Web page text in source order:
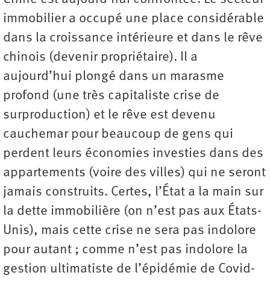
immobilier a occupé une place considérable
dans la croissance intérieure et dans le rêve
chinois (devenir propriétaire). Il a
aujourd’hui plongé dans un marasme
profond (une très capitaliste crise de
surproduction) et le rêve est devenu
cauchemar pour beaucoup de gens qui
perdent leurs économies investies dans des
appartements (voire des villes) qui ne seront
jamais construits. Certes, l’État a la main sur
la dette immobilière (on n’est pas aux États-
Unis), mais cette crise ne sera pas indolore
pour autant ; comme n’est pas indolore la
gestion ultimatiste de l’épidémie de Covid-